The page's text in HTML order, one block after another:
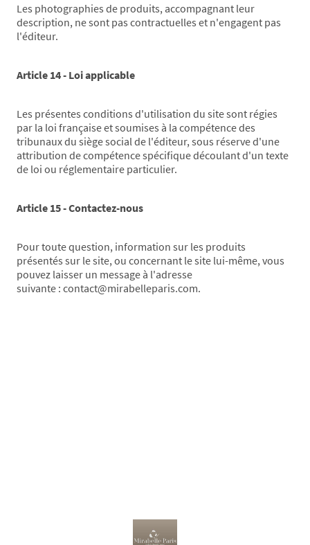
Les photographies de produits, accompagnant leur
description, ne sont pas contractuelles et n'engagent pas
l'éditeur.
Article 14 - Loi applicable
Les présentes conditions d'utilisation du site sont régies
par la loi française et soumises à la compétence des
tribunaux du siège social de l'éditeur, sous réserve d'une
attribution de compétence spécifique découlant d'un texte
de loi ou réglementaire particulier.
Article 15 - Contactez-nous
Pour toute question, information sur les produits
présentés sur le site, ou concernant le site lui-même, vous
pouvez laisser un message à l'adresse
suivante : contact@mirabelleparis.com.